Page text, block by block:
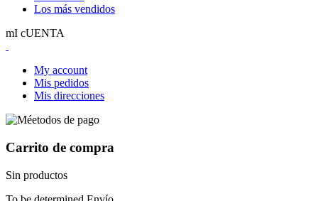
Los más vendidos
mI cUENTA
My account
Mis pedidos
Mis direcciones
Carrito de compra
Sin productos